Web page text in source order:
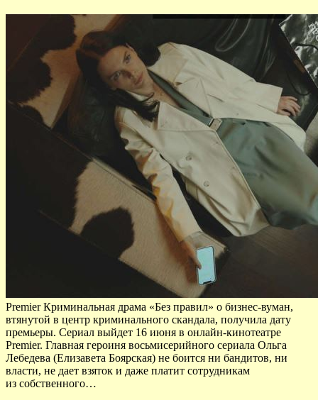
Premier Криминальная драма «Без правил» о бизнес-вуман,
втянутой в центр криминального скандала, получила дату
премьеры. Сериал выйдет 16 июня в онлайн-кинотеатре
Premier. Главная героиня восьмисерийного сериала Ольга
Лебедева (Елизавета Боярская) не боится ни бандитов, ни
власти, не дает взяток и даже платит сотрудникам
из собственного…